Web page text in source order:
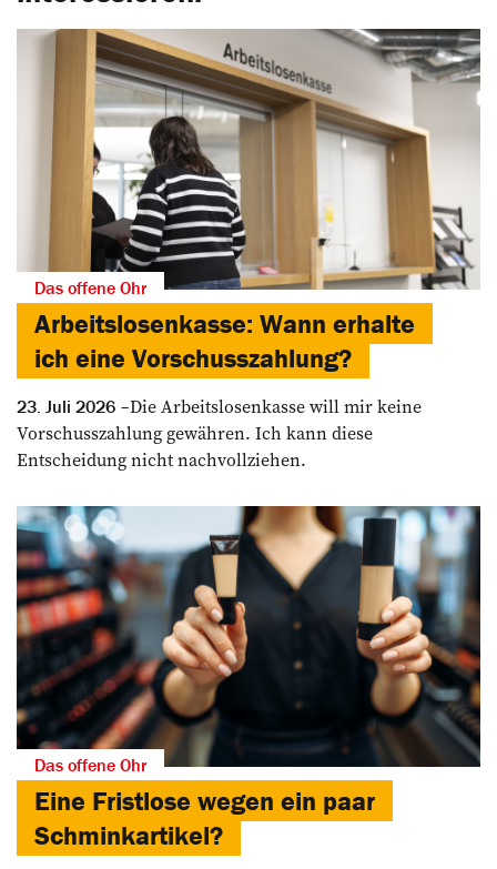
Das offene Ohr
Arbeitslosenkasse: Wann erhalte
ich eine Vorschusszahlung?
23. Juli 2026
Die Arbeitslosenkasse will mir keine
Vorschusszahlung gewähren. Ich kann diese
Entscheidung nicht nachvollziehen.
Das offene Ohr
Eine Fristlose wegen ein paar
Schminkartikel?